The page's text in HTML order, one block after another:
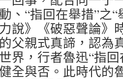
、“指回在舉措”之
說》《破惡聲論》
父親式真諦，認為
界，行者魯迅“指
與否。此時代的